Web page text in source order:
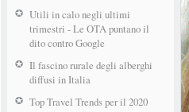
Utili in calo negli ultimi
trimestri - Le OTA puntano il
dito contro Google
Il fascino rurale degli alberghi
diffusi in Italia
Top Travel Trends per il 2020